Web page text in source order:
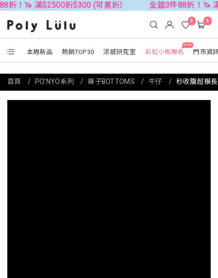
$2500折$300 (可累折） 全館3件88折！🦄 滿$2500折
本周新品 熱銷TOP30 涼感研究室
NEW
彩虹小馬聯名 門市資
0 0
首頁 PO’NYO系列 褲子BOTTOMS 牛仔 秒收腹超模